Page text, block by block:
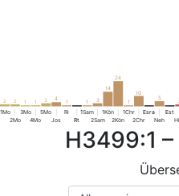
2
1Mo
2
2Mo
1
3Mo
1
4Mo
3
5Mo
4
Jos
1
Ri
Rt
1
1Sam
3
2Sam
14
1Kön
24
2Kön
1
1Chr
10
2Chr
Esra
5
Neh
Est
H3499:1 –